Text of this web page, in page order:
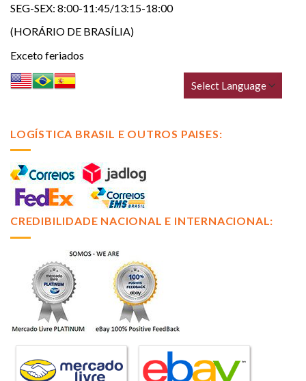
SEG-SEX: 8:00-11:45/13:15-18:00
(HORÁRIO DE BRASÍLIA)
Exceto feriados
LOGÍSTICA BRASIL E OUTROS PAISES:
CREDIBILIDADE NACIONAL E INTERNACIONAL: